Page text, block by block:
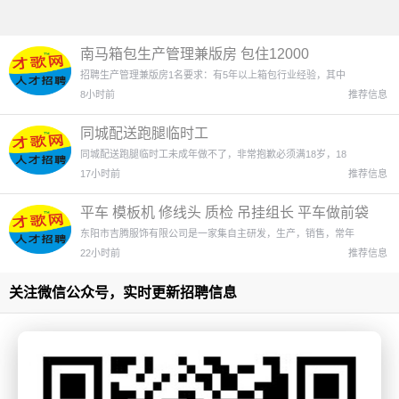
南马箱包生产管理兼版房 包住12000
招聘生产管理兼版房1名要求：有5年以上箱包行业经验，其中
8小时前
推荐信息
同城配送跑腿临时工
同城配送跑腿临时工未成年做不了，非常抱歉必须满18岁，18
17小时前
推荐信息
平车 模板机 修线头 质检 吊挂组长 平车做前袋
平车卷脚口 机动工
东阳市吉腾服饰有限公司是一家集自主研发，生产，销售，常年
22小时前
推荐信息
关注微信公众号，实时更新招聘信息